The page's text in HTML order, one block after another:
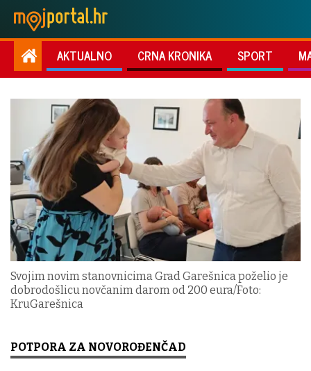
AKTUALNO CRNA KRONIKA SPORT
Svojim novim stanovnicima Grad Garešnica poželio je
dobrodošlicu novčanim darom od 200 eura/Foto:
KruGarešnica
POTPORA ZA NOVOROĐENČAD